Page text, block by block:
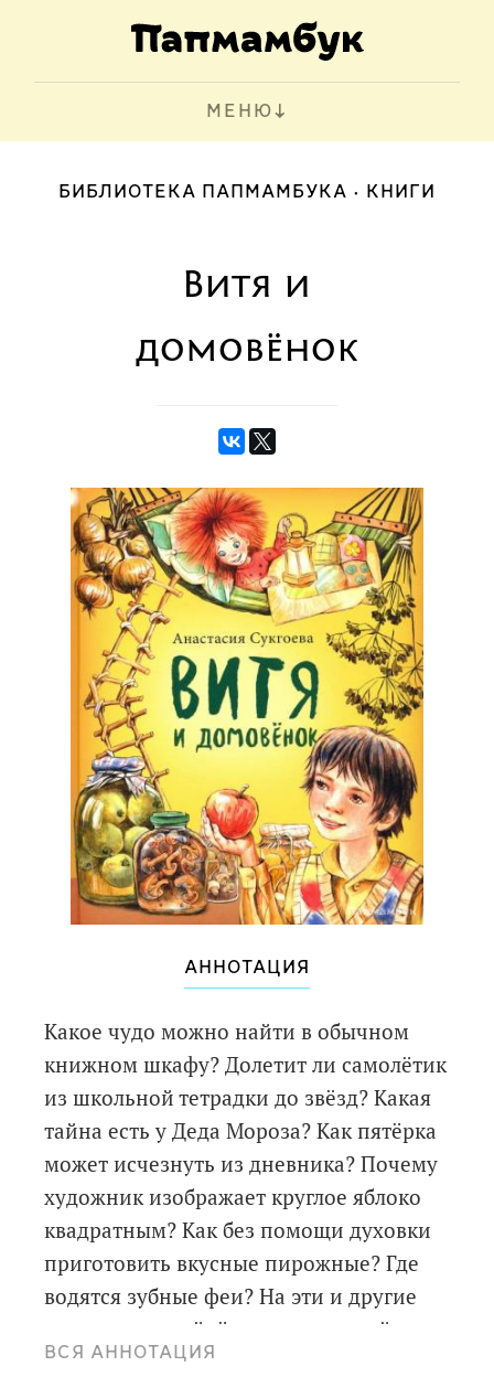
МЕНЮ
БИБЛИОТЕКА ПАПМАМБУКА КНИГИ
Витя и
домовёнок
АННОТАЦИЯ
Какое чудо можно найти в обычном
книжном шкафу? Долетит ли самолётик
из школьной тетрадки до звёзд? Какая
тайна есть у Деда Мороза? Как пятёрка
может исчезнуть из дневника? Почему
художник изображает круглое яблоко
квадратным? Как без помощи духовки
приготовить вкусные пирожные? Где
водятся зубные феи? На эти и другие
вопросы вы найдёте ответы в этой
книжке.
ВСЯ АННОТАЦИЯ